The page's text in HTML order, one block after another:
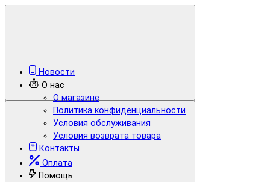
Новости
О нас
О магазине
Политика конфиденциальности
Условия обслуживания
Условия возврата товара
Контакты
Оплата
Помощь